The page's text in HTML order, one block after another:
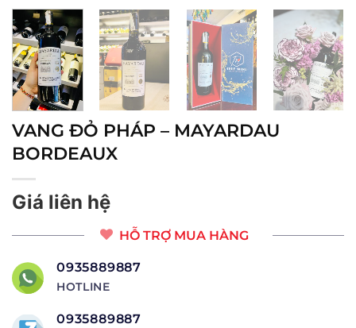
VANG ĐỎ PHÁP – MAYARDAU
BORDEAUX
Giá liên hệ
HỖ TRỢ MUA HÀNG
0935889887
HOTLINE
0935889887